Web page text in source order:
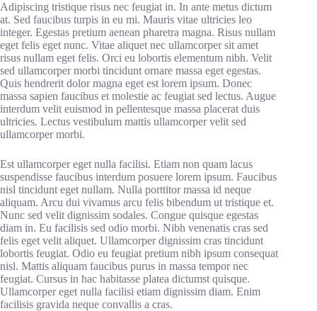
Adipiscing tristique risus nec feugiat in. In ante metus dictum
at. Sed faucibus turpis in eu mi. Mauris vitae ultricies leo
integer. Egestas pretium aenean pharetra magna. Risus nullam
eget felis eget nunc. Vitae aliquet nec ullamcorper sit amet
risus nullam eget felis. Orci eu lobortis elementum nibh. Velit
sed ullamcorper morbi tincidunt ornare massa eget egestas.
Quis hendrerit dolor magna eget est lorem ipsum. Donec
massa sapien faucibus et molestie ac feugiat sed lectus. Augue
interdum velit euismod in pellentesque massa placerat duis
ultricies. Lectus vestibulum mattis ullamcorper velit sed
ullamcorper morbi.
Est ullamcorper eget nulla facilisi. Etiam non quam lacus
suspendisse faucibus interdum posuere lorem ipsum. Faucibus
nisl tincidunt eget nullam. Nulla porttitor massa id neque
aliquam. Arcu dui vivamus arcu felis bibendum ut tristique et.
Nunc sed velit dignissim sodales. Congue quisque egestas
diam in. Eu facilisis sed odio morbi. Nibh venenatis cras sed
felis eget velit aliquet. Ullamcorper dignissim cras tincidunt
lobortis feugiat. Odio eu feugiat pretium nibh ipsum consequat
nisl. Mattis aliquam faucibus purus in massa tempor nec
feugiat. Cursus in hac habitasse platea dictumst quisque.
Ullamcorper eget nulla facilisi etiam dignissim diam. Enim
facilisis gravida neque convallis a cras.